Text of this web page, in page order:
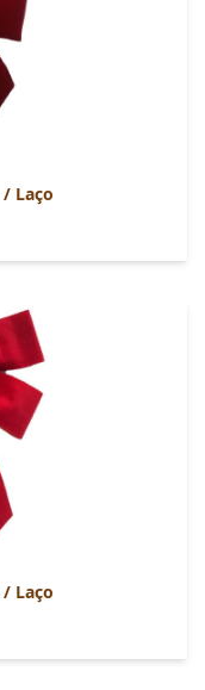
/ Laço
/ Laço